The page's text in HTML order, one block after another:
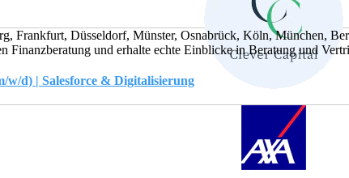
Frankfurt, Düsseldorf, Münster, Osnabrück, Köln, München,
Finanzberatung und erhalte echte Einblicke in Beratung und
d) | Salesforce & Digitalisierung